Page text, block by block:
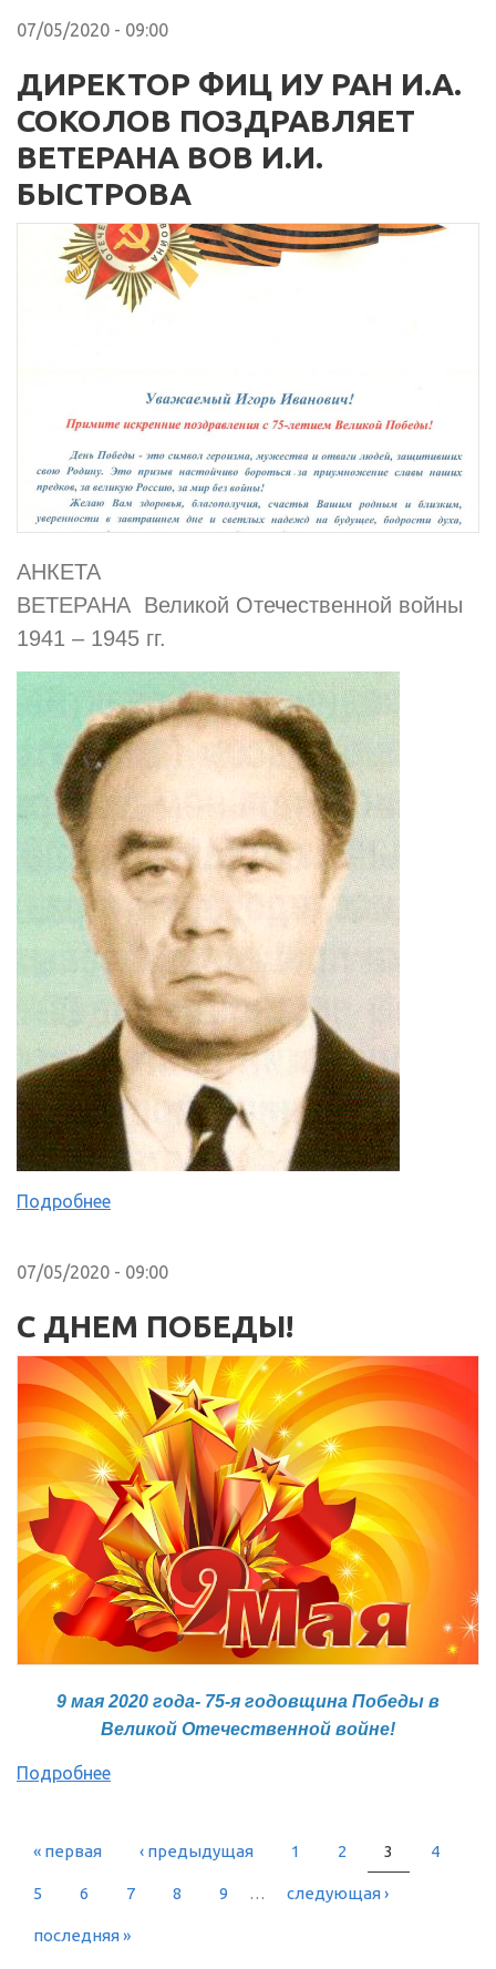
07/05/2020 - 09:00
ДИРЕКТОР ФИЦ ИУ РАН И.А.
СОКОЛОВ ПОЗДРАВЛЯЕТ
ВЕТЕРАНА ВОВ И.И.
БЫСТРОВА
АНКЕТА
ВЕТЕРАНА Великой Отечественной войны
1941 – 1945 гг.
Подробнее
07/05/2020 - 09:00
C ДНЕМ ПОБЕДЫ!
9 мая 2020 года- 75-я годовщина Победы в
Великой Отечественной войне!
Подробнее
СТРАНИЦЫ
« первая ‹ предыдущая 1 2 3 4
5 6 7 8 9 … следующая ›
последняя »